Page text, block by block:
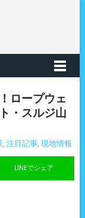
ロープウェ
・スルジ山
, 注目記事, 現地情報
LINEでシェア